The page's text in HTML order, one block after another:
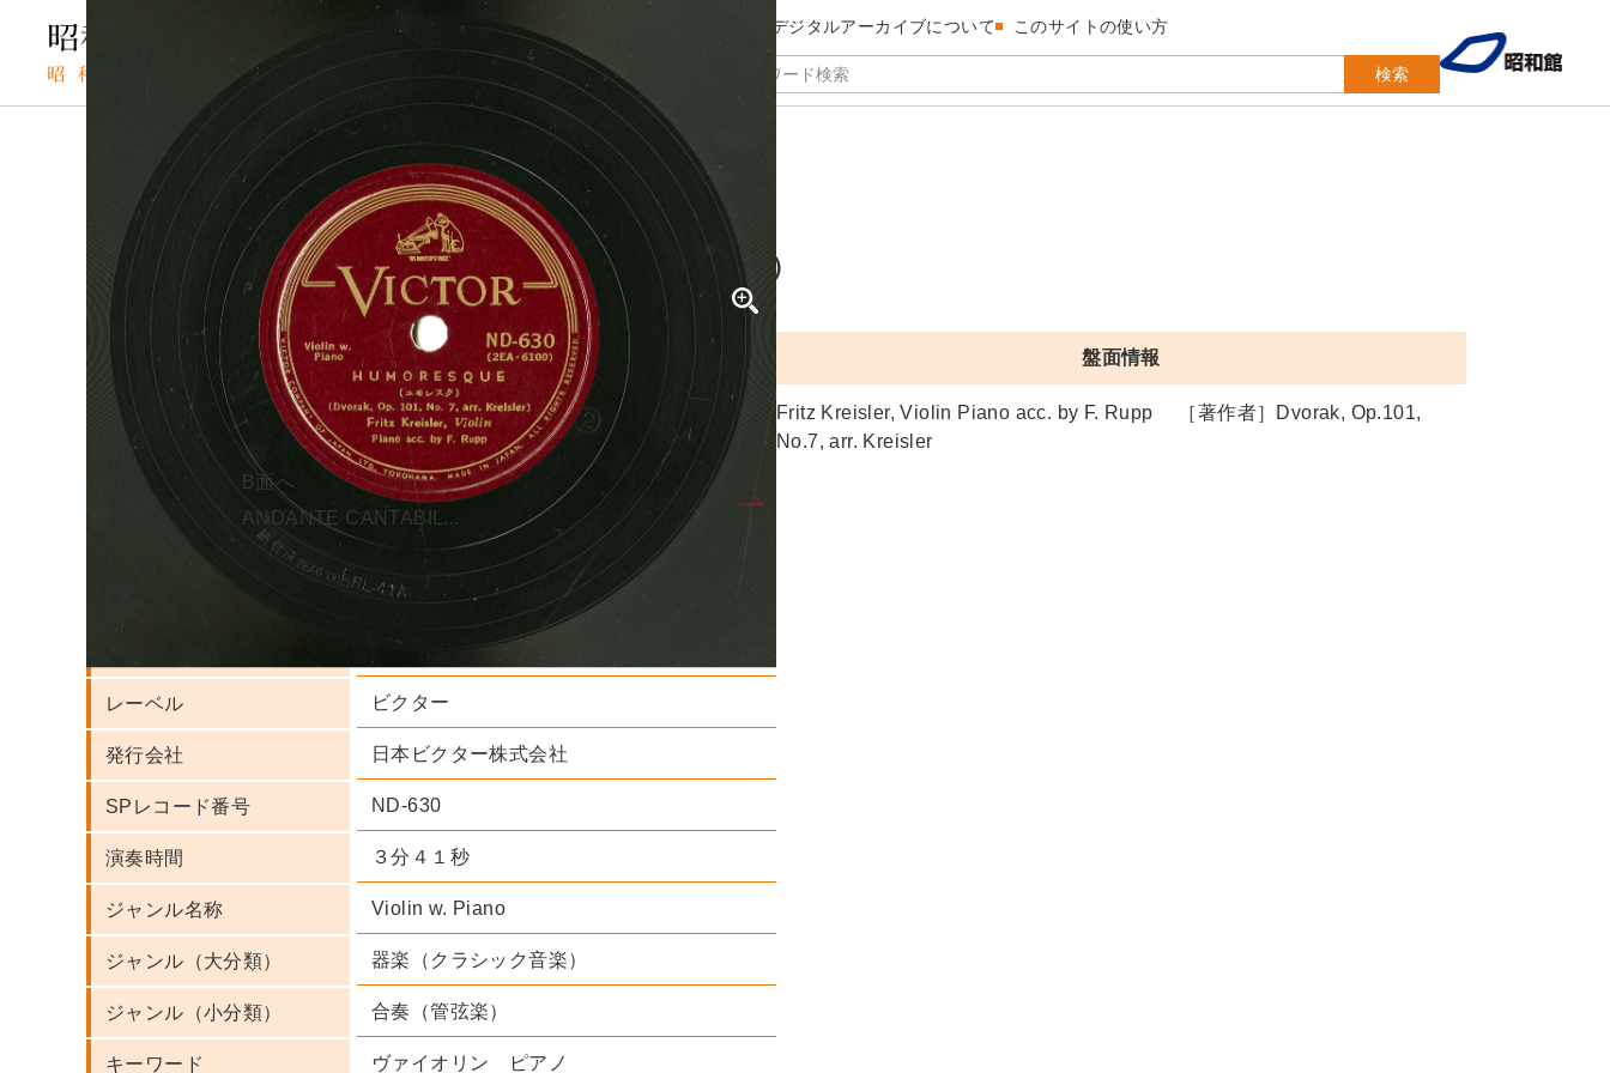
検索
昭和館デジタルアーカイブについて このサイトの使い方
SPレコードの検索結果 HUMORESQUE （ユモレスク）
SPレコード
HUMORESQUE （ユモレスク）
資料番号：
SPH2991301479A
HUMORESQUE （ユモレスク）
盤面情報
Fritz Kreisler, Violin Piano acc. by F. Rupp ［著作者］Dvorak, Op.101,
No.7, arr. Kreisler
A面
B面へ
ANDANTE CANTABIL...
人名・団体名
Fritz Kreisler 演奏者
FRANZ RUPP 演奏者
Antonin Dvorak 作曲者
レーベル ビクター
発行会社 日本ビクター株式会社
SPレコード番号 ND-630
演奏時間 ３分４１秒
ジャンル名称 Violin w. Piano
ジャンル（大分類） 器楽（クラシック音楽）
ジャンル（小分類） 合奏（管弦楽）
キーワード ヴァイオリン ピアノ